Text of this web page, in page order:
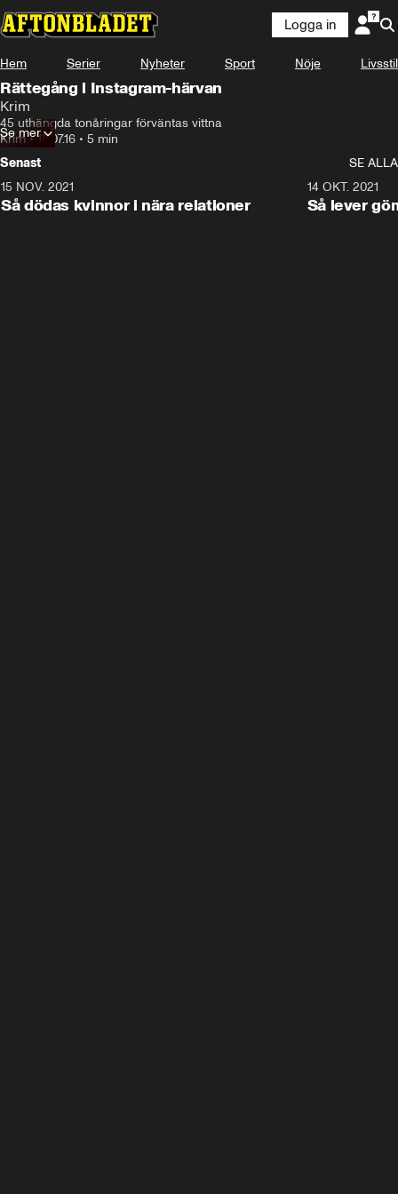
Logga in
Hem Serier Nyheter Sport Nöje Livsstil
Rättegång i Instagram-härvan
Krim
45 uthängda tonåringar förväntas vittna
Krim•18.07.16 • 5 min
Se mer
Senast
SE ALLA
15 NOV. 2021
Så dödas kvinnor i nära relationer
14 OKT. 2021
Så lever